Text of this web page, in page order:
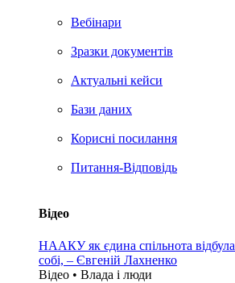
Вебінари
Зразки документів
Актуальні кейси
Бази даних
Корисні посилання
Питання-Відповідь
Відео
НААКУ як єдина спільнота
собі, – Євгеній Лахненко
Відео • Влада i люди